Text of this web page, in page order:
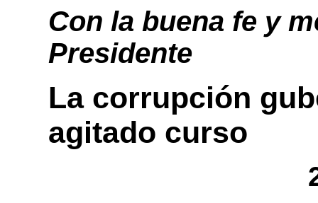
Con la buena fe y
Presidente
La corrupción
agitado curso